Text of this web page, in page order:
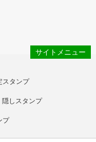
サイトメニュー
スタンプ
隠しスタンプ
プ